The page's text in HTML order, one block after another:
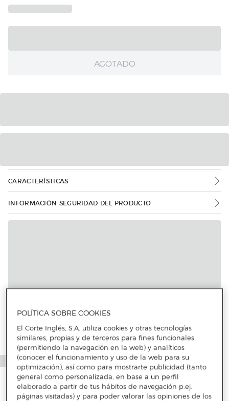
AGOTADO
CARACTERÍSTICAS
INFORMACIÓN SEGURIDAD DEL PRODUCTO
Más info
POLÍTICA SOBRE COOKIES
El Corte Inglés, S.A. utiliza cookies y otras tecnologías
similares, propias y de terceros para fines funcionales
(permitiendo la navegación en la web) y analíticos
(conocer el funcionamiento y uso de la web para su
optimización), así como para mostrarte publicidad (tanto
general como personalizada, en base a un perfil
elaborado a partir de tus hábitos de navegación p.ej.
páginas visitadas) y para poder valorar las opiniones de los